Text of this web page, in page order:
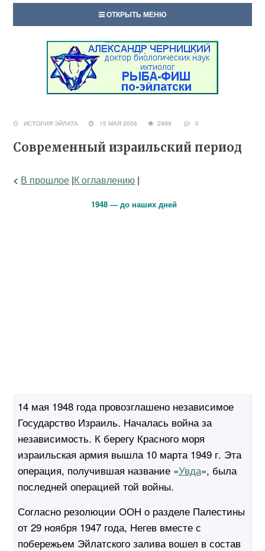
ОТКРЫТЬ МЕНЮ
ИСТОРИЯ ЭЙЛАТА 15 МАЯ 2008 2999 0
Современный израильский период
< В прошлое |К оглавлению |
1948 — до наших дней
14 мая 1948 года провозглашено независимое
Государство Израиль. Началась война за
независимость. К берегу Красного моря
израильская армия вышла 10 марта 1949 г. Эта
операция, получившая название «Увда», была
последней операцией той войны.
Согласно резолюции ООН о разделе Палестины
от 29 ноября 1947 года, Негев вместе с
побережьем Эйлатского залива вошел в состав